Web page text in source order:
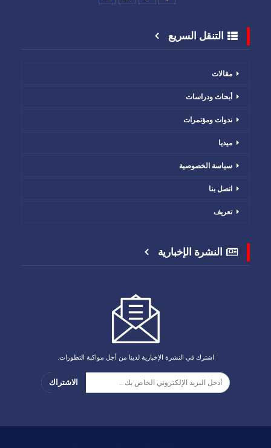
التنقل السريع
مقالات
أبحاث ودراسات
ندوات ومؤتمرات
ميديا
سياسة الخصوصية
اتصل بنا
تعريف
النشرة الإخبارية
اشترك في النشرة الإخبارية لدينا من أجل مواكبة التطورات.
الاشتراك